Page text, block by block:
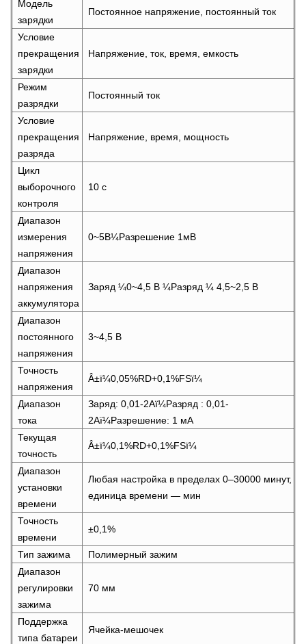
Модель
зарядки
Постоянное напряжение, постоянный ток
Условие
прекращения
зарядки
Напряжение, ток, время, емкость
Режим
разрядки
Постоянный ток
Условие
прекращения
разряда
Напряжение, время, мощность
Цикл
выборочного
контроля
10 с
Диапазон
измерения
напряжения
0~5В¼Разрешение 1мВ
Диапазон
напряжения
аккумулятора
Заряд ¼0~4,5 В ¼Разряд ¼ 4,5~2,5 В
Диапазон
постоянного
напряжения
3~4,5 В
Точность
напряжения
Â±ï¼0,05%RD+0,1%FSï¼
Диапазон
тока
Заряд: 0,01-2Aï¼Разряд : 0,01-
2Aï¼Разрешение: 1 мА
Текущая
точность
Â±ï¼0,1%RD+0,1%FSï¼
Диапазон
установки
времени
Любая настройка в пределах 0–30000 минут,
единица времени — мин
Точность
времени
±0,1%
Тип зажима
Полимерный зажим
Диапазон
регулировки
зажима
70 мм
Поддержка
типа батареи
Ячейка-мешочек